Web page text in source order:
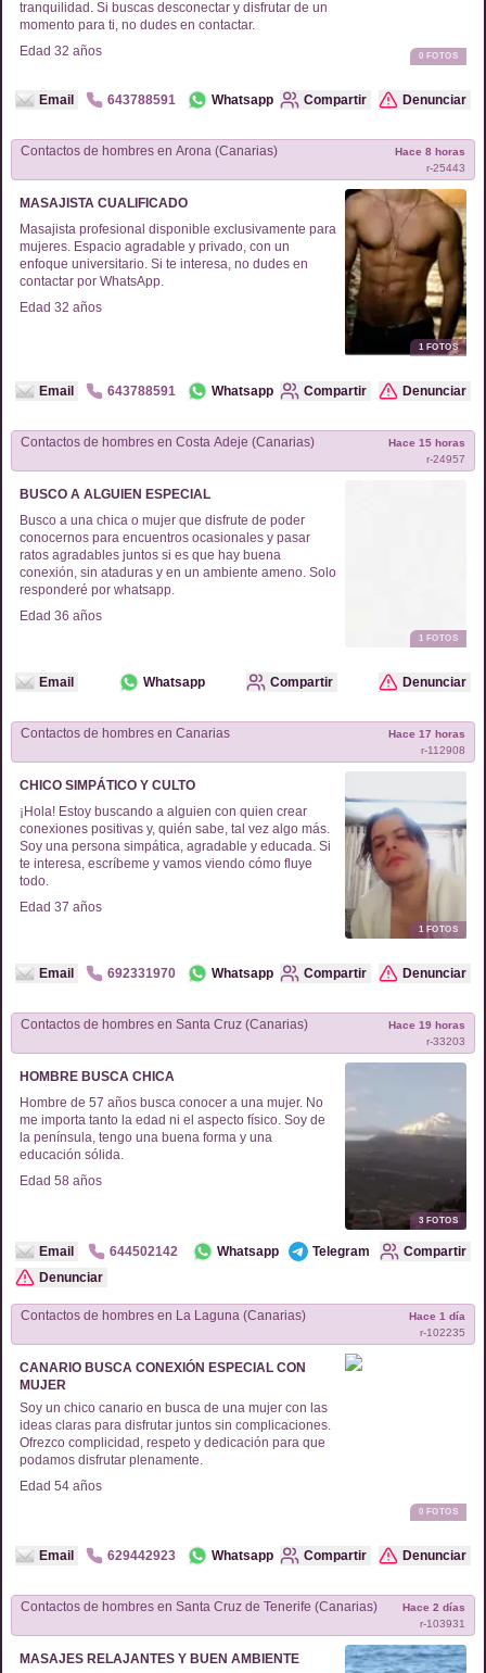
tranquilidad. Si buscas desconectar y disfrutar de un
momento para ti, no dudes en contactar.
Edad 32 años 0 FOTOS
Email 643788591 Whatsapp Compartir Denunciar
Contactos de hombres en Arona (Canarias)
r-25443
Hace 8 horas
MASAJISTA CUALIFICADO
Masajista profesional disponible exclusivamente para
mujeres. Espacio agradable y privado, con un
enfoque universitario. Si te interesa, no dudes en
contactar por WhatsApp.
Edad 32 años
1FOTOS
Email 643788591 Whatsapp Compartir Denunciar
Contactos de hombres en Costa Adeje (Canarias)
r-24957
Hace 15 horas
BUSCO A ALGUIEN ESPECIAL
Busco a una chica o mujer que disfrute de poder
conocernos para encuentros ocasionales y pasar
ratos agradables juntos si es que hay buena
conexión, sin ataduras y en un ambiente ameno. Solo
responderé por whatsapp.
Edad 36 años
1 FOTOS
Email Whatsapp Compartir Denunciar
Contactos de hombres en Canarias
r-112908
Hace 17 horas
CHICO SIMPÁTICO Y CULTO
¡Hola! Estoy buscando a alguien con quien crear
conexiones positivas y, quién sabe, tal vez algo más.
Soy una persona simpática, agradable y educada. Si
te interesa, escríbeme y vamos viendo cómo fluye
todo.
Edad 37 años
1FOTOS
Email 692331970 Whatsapp Compartir Denunciar
Contactos de hombres en Santa Cruz (Canarias)
r-33203
Hace 19 horas
HOMBRE BUSCA CHICA
Hombre de 57 años busca conocer a una mujer. No
me importa tanto la edad ni el aspecto físico. Soy de
la península, tengo una buena forma y una
educación sólida.
Edad 58 años
3 FOTOS
Email 644502142 Whatsapp Telegram
Compartir
Denunciar
Contactos de hombres en La Laguna (Canarias)
r-102235
Hace 1 día
CANARIO BUSCA CONEXIÓN ESPECIAL CON
MUJER
Soy un chico canario en busca de una mujer con las
ideas claras para disfrutar juntos sin complicaciones.
Ofrezco complicidad, respeto y dedicación para que
podamos disfrutar plenamente.
Edad 54 años
0 FOTOS
Email 629442923 Whatsapp Compartir Denunciar
Contactos de hombres en Santa Cruz de Tenerife (Canarias)
r-103931
Hace 2 días
MASAJES RELAJANTES Y BUEN AMBIENTE